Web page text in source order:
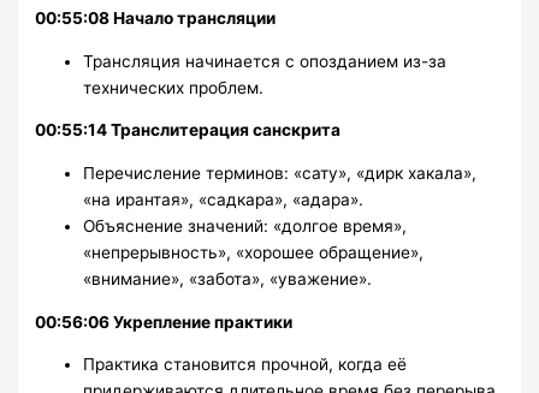
00:55:08 Начало трансляции
Трансляция начинается с опозданием из-за
технических проблем.
00:55:14 Транслитерация санскрита
Перечисление терминов: «сату», «дирк хакала»,
«на ирантая», «садкара», «адара».
Объяснение значений: «долгое время»,
«непрерывность», «хорошее обращение»,
«внимание», «забота», «уважение».
00:56:06 Укрепление практики
Практика становится прочной, когда её